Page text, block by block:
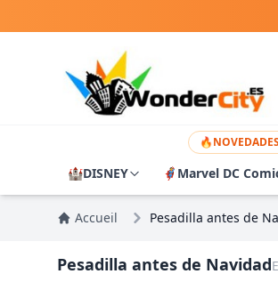
🔥NOVEDADES
🏰DISNEY 🦸 Marvel DC
Accueil Pesadilla antes de
Pesadilla antes de Navidad